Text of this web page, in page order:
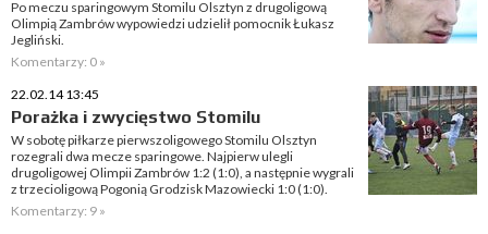
Po meczu sparingowym Stomilu Olsztyn z drugoligową
Olimpią Zambrów wypowiedzi udzielił pomocnik Łukasz
Jegliński.
Komentarzy: 0 »
22.02.14 13:45
Porażka i zwycięstwo Stomilu
W sobotę piłkarze pierwszoligowego Stomilu Olsztyn
rozegrali dwa mecze sparingowe. Najpierw ulegli
drugoligowej Olimpii Zambrów 1:2 (1:0), a następnie wygrali
z trzecioligową Pogonią Grodzisk Mazowiecki 1:0 (1:0).
Komentarzy: 9 »